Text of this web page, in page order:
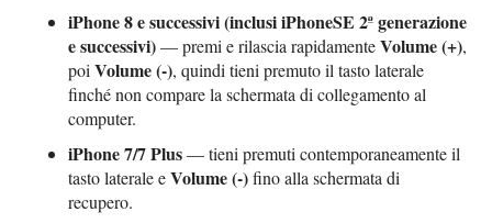
iPhone 8 e successivi (inclusi iPhoneSE 2ª generazione
e successivi)— premi e rilascia rapidamenteVolume (+),
poiVolume (-), quindi tieni premuto il tasto laterale
finché non compare la schermata di collegamento al
computer.
iPhone 7/7 Plus— tieni premuti contemporaneamente il
tasto laterale eVolume (-)fino alla schermata di
recupero.